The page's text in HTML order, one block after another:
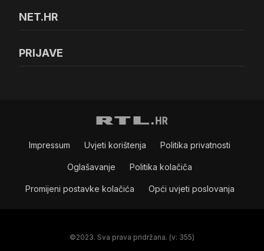
NET.HR
PRIJAVE
Impressum Uvjeti korištenja Politika privatnosti
Oglašavanje Politika kolačiča
Promijeni postavke kolačića Opći uvjeti poslovanja
©2023. Sva prava pridržana. (v: 355)